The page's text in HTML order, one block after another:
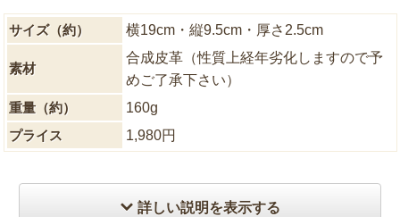
サイズ（約） 横19cm・縦9.5cm・厚さ2.5cm
素材
合成皮革（性質上経年劣化しますので予
めご了承下さい）
重量（約）
160g
プライス
1,980円
詳しい説明を表示する